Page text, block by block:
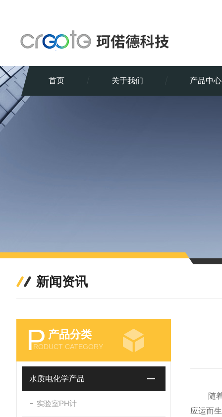
首页 关于我们 产品中心
新闻资讯
P 产品分类
RODUCT CATEGORY
水质电化学产品
实验室PH计
随着人
应运而